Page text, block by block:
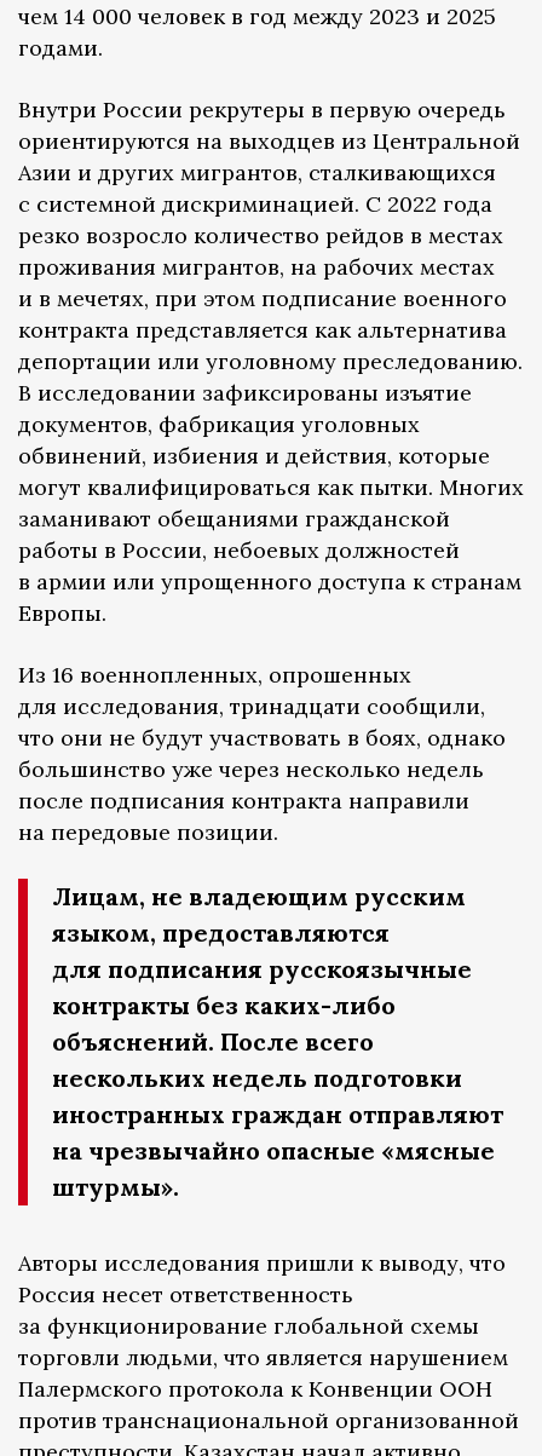
чем 14 000 человек в год между 2023 и 2025
годами.
Внутри России рекрутеры в первую очередь
ориентируются на выходцев из Центральной
Азии и других мигрантов, сталкивающихся
с системной дискриминацией. С 2022 года
резко возросло количество рейдов в местах
проживания мигрантов, на рабочих местах
и в мечетях, при этом подписание военного
контракта представляется как альтернатива
депортации или уголовному преследованию.
В исследовании зафиксированы изъятие
документов, фабрикация уголовных
обвинений, избиения и действия, которые
могут квалифицироваться как пытки. Многих
заманивают обещаниями гражданской
работы в России, небоевых должностей
в армии или упрощенного доступа к странам
Европы.
Из 16 военнопленных, опрошенных
для исследования, тринадцати сообщили,
что они не будут участвовать в боях, однако
большинство уже через несколько недель
после подписания контракта направили
на передовые позиции.
Лицам, не владеющим русским
языком, предоставляются
для подписания русскоязычные
контракты без каких-либо
объяснений. После всего
нескольких недель подготовки
иностранных граждан отправляют
на чрезвычайно опасные «мясные
штурмы».
Авторы исследования пришли к выводу, что
Россия несет ответственность
за функционирование глобальной схемы
торговли людьми, что является нарушением
Палермского протокола к Конвенции ООН
против транснациональной организованной